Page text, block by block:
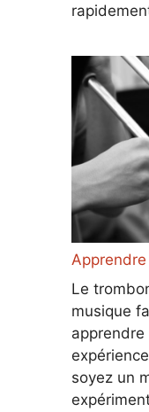
Le
musique
soyez un